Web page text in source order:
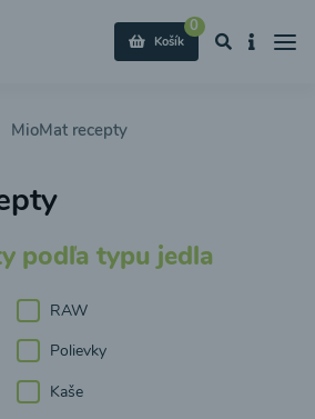
0
Košík
MioMat recepty
podľa typu jedla
RAW
Polievky
Kaše